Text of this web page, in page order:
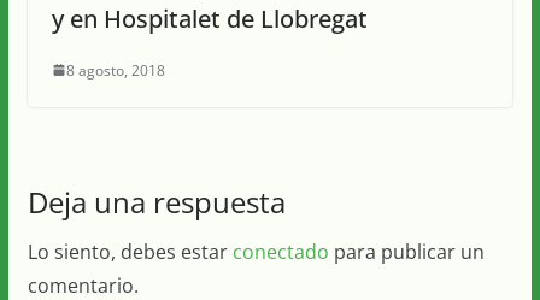
y en Hospitalet de Llobregat
8 agosto, 2018
Deja una respuesta
Lo siento, debes estar conectado para publicar un
comentario.